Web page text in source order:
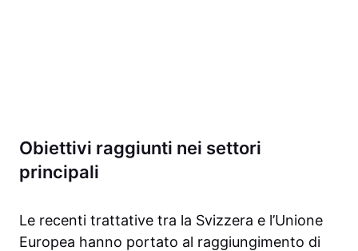
Obiettivi raggiunti nei settori
principali
Le recenti trattative tra la Svizzera e l’Unione
Europea hanno portato al raggiungimento di